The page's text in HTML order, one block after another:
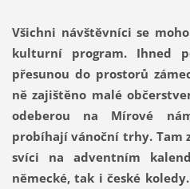
Všichni návštěvníci se
kulturní program. Ihned
přesunou do prostorů
ně zajištěno malé
odeberou na Mírové
probíhají vánoční trhy. Tam
svíci na adventním
německé, tak i české